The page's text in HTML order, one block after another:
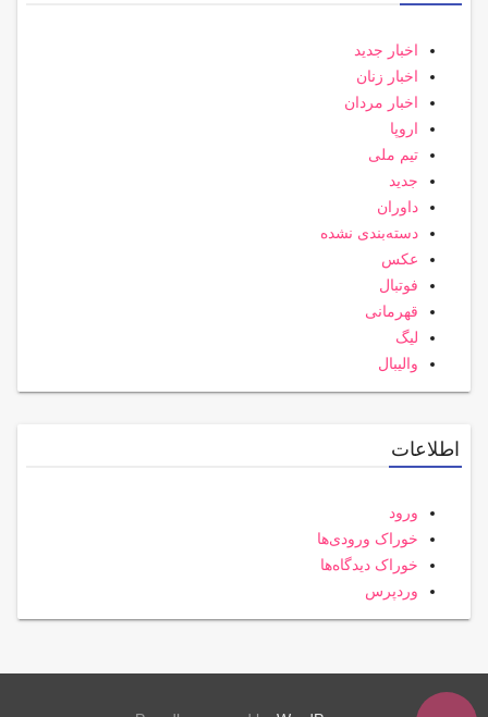
اخبار جدید
اخبار زنان
اخبار مردان
اروپا
تیم ملی
جدید
داوران
دسته‌بندی نشده
عکس
فوتبال
قهرمانی
لیگ
والیبال
اطلاعات
ورود
خوراک ورودی‌ها
خوراک دیدگاه‌ها
وردپرس